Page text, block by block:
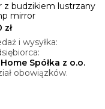
z budzikiem lustrzany
mirror
zł
i wysyłka:
Spółka z o.o.
obowiązków.